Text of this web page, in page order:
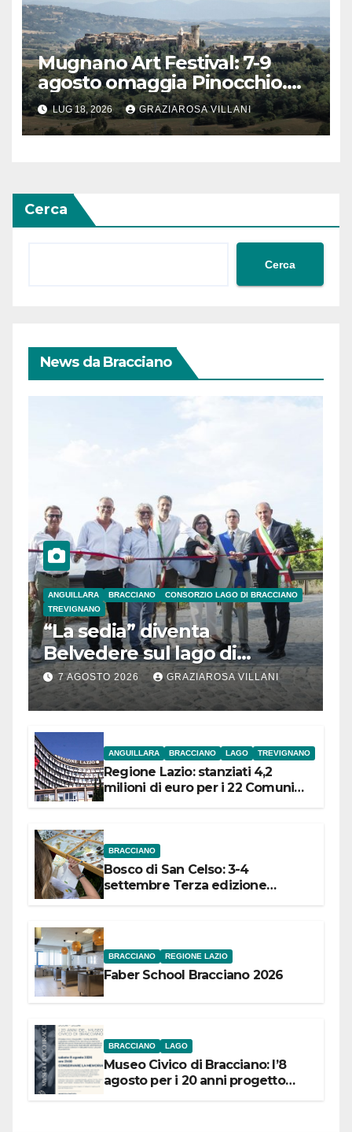
Mugnano Art Festival: 7-9
agosto omaggia Pinocchio.
Scenografie degli studenti di
Anguillara
LUG 18, 2026 GRAZIAROSA VILLANI
Cerca
Cerca
News da Bracciano
ANGUILLARA BRACCIANO
CONSORZIO LAGO DI BRACCIANO
TREVIGNANO
“La sedia” diventa
Belvedere sul lago di
Bracciano: ieri
l’inaugurazione
7 AGOSTO 2026 GRAZIAROSA VILLANI
ANGUILLARA BRACCIANO LAGO TREVIGNANO
Regione Lazio: stanziati 4,2
milioni di euro per i 22 Comuni
BRACCIANO
Bosco di San Celso: 3-4
settembre Terza edizione
BRACCIANO REGIONE LAZIO
Faber School Bracciano 2026
BRACCIANO LAGO
Museo Civico di Bracciano: l’8
agosto per i 20 anni progetto